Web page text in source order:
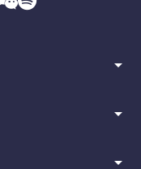
arrow_drop_down
arrow_drop_down
arrow_drop_down